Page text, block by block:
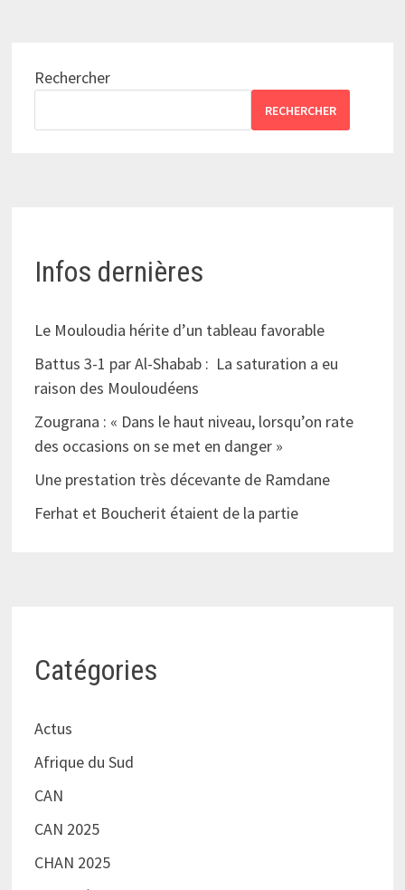
Rechercher
RECHERCHER
Infos dernières
Le Mouloudia hérite d’un tableau favorable
Battus 3-1 par Al-Shabab : La saturation a eu
raison des Mouloudéens
Zougrana : « Dans le haut niveau, lorsqu’on rate
des occasions on se met en danger »
Une prestation très décevante de Ramdane
Ferhat et Boucherit étaient de la partie
Catégories
Actus
Afrique du Sud
CAN
CAN 2025
CHAN 2025